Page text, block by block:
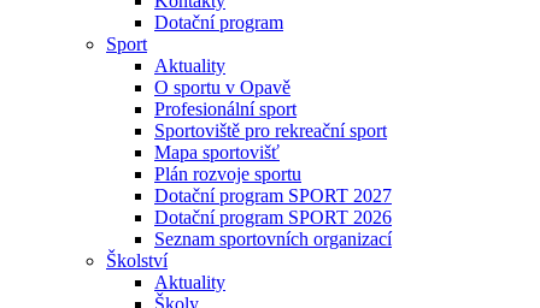
Dotační program
Sport
Aktuality
O sportu v Opavě
Profesionální sport
Sportoviště pro rekreační sport
Mapa sportovišť
Plán rozvoje sportu
Dotační program SPORT 2027
Dotační program SPORT 2026
Seznam sportovních organizací
Školství
Aktuality